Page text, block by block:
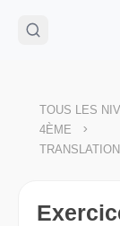
🌴Cahier de
TOUS LES
4ÈME >